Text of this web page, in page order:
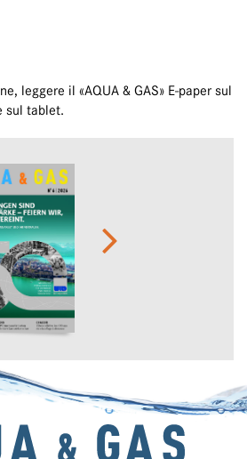
leggere il «AQUA & GAS» E-paper sul
sul tablet.